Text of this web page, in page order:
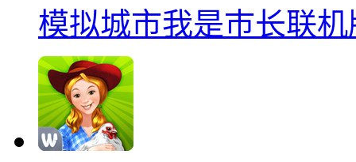
模拟城市我是巿长联机